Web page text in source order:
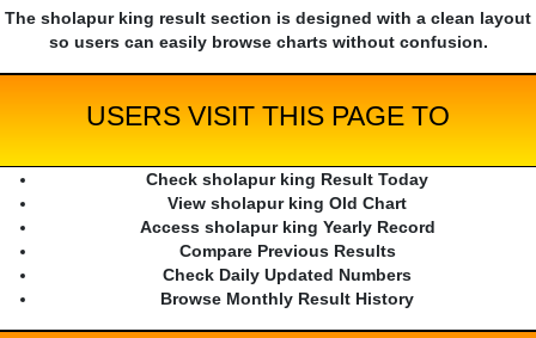
The sholapur king result section is designed with a clean layout
so users can easily browse charts without confusion.
USERS VISIT THIS PAGE TO
Check sholapur king Result Today
View sholapur king Old Chart
Access sholapur king Yearly Record
Compare Previous Results
Check Daily Updated Numbers
Browse Monthly Result History